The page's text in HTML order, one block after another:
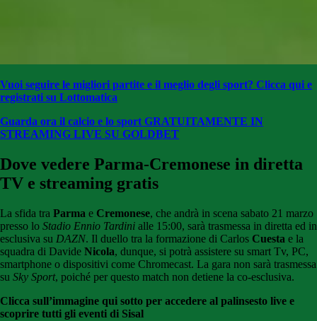
Vuoi seguire le migliori partite e il meglio degli sport? Clicca qui e
registrati su Lottomatica
Guarda ora il calcio e lo sport GRATUITAMENTE IN
STREAMING LIVE SU GOLDBET
Dove vedere Parma-Cremonese in diretta
TV e streaming gratis
La sfida tra Parma e Cremonese, che andrà in scena sabato 21 marzo
presso lo Stadio Ennio Tardini alle 15:00, sarà trasmessa in diretta ed in
esclusiva su DAZN. Il duello tra la formazione di Carlos Cuesta e la
squadra di Davide Nicola, dunque, si potrà assistere su smart Tv, PC,
smartphone o dispositivi come Chromecast. La gara non sarà trasmessa
su Sky Sport, poiché per questo match non detiene la co-esclusiva.
Clicca sull’immagine qui sotto per accedere al palinsesto live e
scoprire tutti gli eventi di Sisal